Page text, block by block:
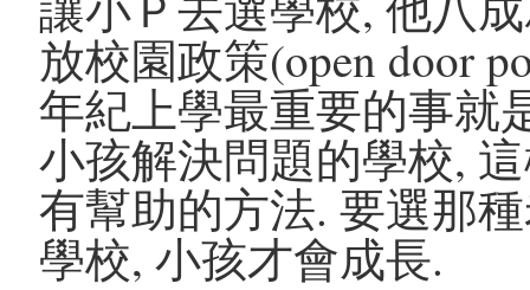
放校園政策(open door
年紀上學最重要的事就
小孩解決問題的學校,
有幫助的方法. 要選那
學校, 小孩才會成長.